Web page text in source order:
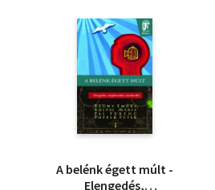
A belénk égett múlt -
Elengedés,